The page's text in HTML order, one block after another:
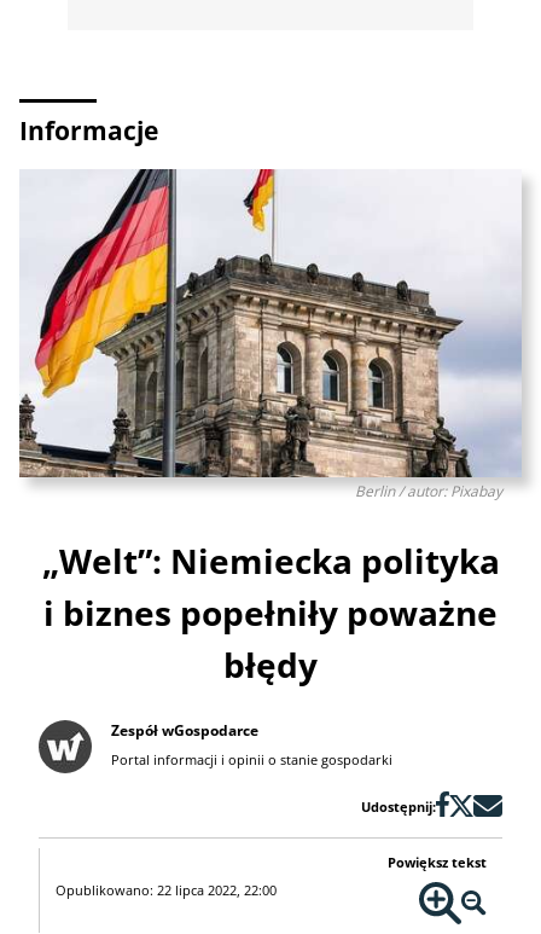
Informacje
Berlin / autor: Pixabay
„Welt”: Niemiecka polityka
i biznes popełniły poważne
błędy
Zespół wGospodarce
Portal informacji i opinii o stanie gospodarki
Udostępnij:
Opublikowano: 22 lipca 2022, 22:00
Powiększ tekst